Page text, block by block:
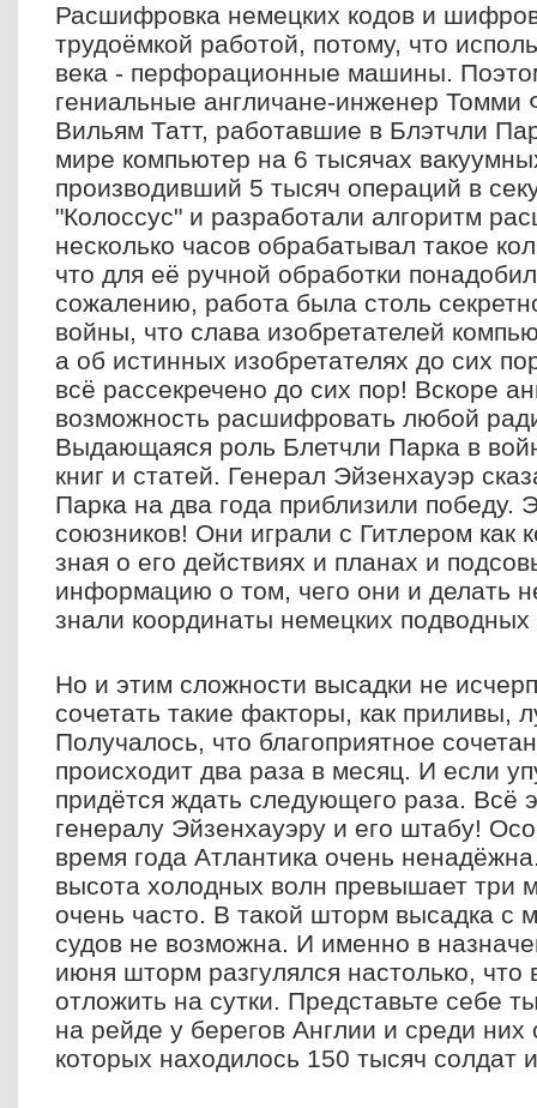
Расшифровка немецких кодов и
трудоёмкой работой, потому, что
века - перфорационные машины.
гениальные англичане-инженер Томми
Вильям Татт, работавшие в Блэтчли
мире компьютер на 6 тысячах
производивший 5 тысяч операций в
"Колоссус" и разработали алгоритм
несколько часов обрабатывал такое
что для её ручной обработки
сожалению, работа была столь
войны, что слава изобретателей
а об истинных изобретателях до сих
всё рассекречено до сих пор! Вскоре
возможность расшифровать любой
Выдающаяся роль Блетчли Парка в
книг и статей. Генерал Эйзенхауэр
Парка на два года приблизили победу.
союзников! Они играли с Гитлером
зная о его действиях и планах и
информацию о том, чего они и делать
знали координаты немецких подводных
Но и этим сложности высадки не
сочетать такие факторы, как приливы,
Получалось, что благоприятное
происходит два раза в месяц. И если
придётся ждать следующего раза. Всё
генералу Эйзенхауэру и его штабу!
время года Атлантика очень
высота холодных волн превышает три
очень часто. В такой шторм высадка с
судов не возможна. И именно в
июня шторм разгулялся настолько, что
отложить на сутки. Представьте себе
на рейде у берегов Англии и среди них
которых находилось 150 тысяч солдат